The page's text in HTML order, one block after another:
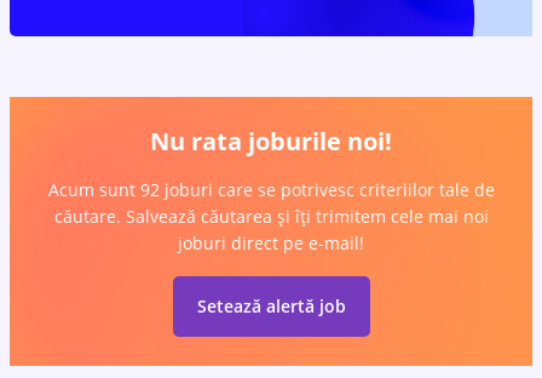
Nu rata joburile noi!
Acum sunt 92 joburi care se potrivesc criteriilor tale de
căutare. Salvează căutarea și îți trimitem cele mai noi
joburi direct pe e-mail!
Setează alertă job